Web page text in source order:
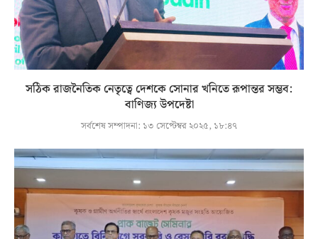
সঠিক রাজনৈতিক নেতৃত্বে দেশকে সোনার খনিতে রূপান্তর সম্ভব:
বাণিজ্য উপদেষ্টা
সর্বশেষ সম্পাদনা: ১৩ সেপ্টেম্বর ২০২৫, ১৮:৪৭